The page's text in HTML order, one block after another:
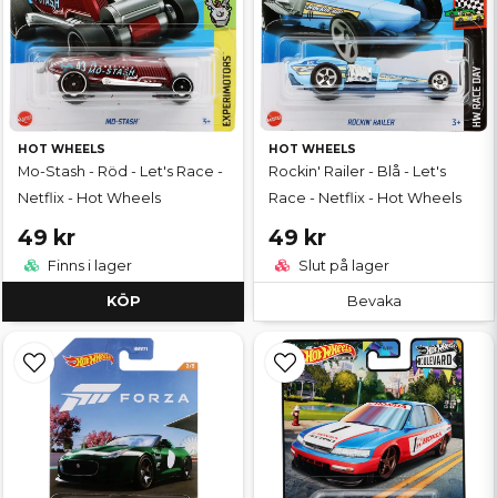
HOT WHEELS
Mo-Stash - Röd - Let's Race -
Netflix - Hot Wheels
49 kr
Finns i lager
KÖP
HOT WHEELS
Rockin' Railer - Blå - Let's
Race - Netflix - Hot Wheels
49 kr
Slut på lager
Bevaka